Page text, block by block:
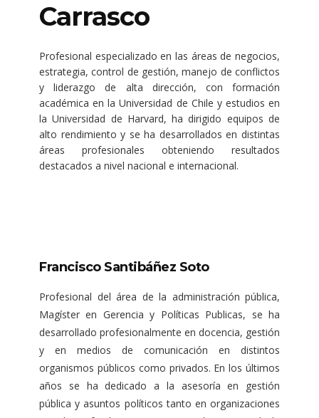
Carrasco
Profesional especializado en las áreas de negocios,
estrategia, control de gestión, manejo de conflictos
y liderazgo de alta dirección, con formación
académica en la Universidad de Chile y estudios en
la Universidad de Harvard, ha dirigido equipos de
alto rendimiento y se ha desarrollados en distintas
áreas profesionales obteniendo resultados
destacados a nivel nacional e internacional.
Francisco Santibáñez Soto
Profesional del área de la administración pública,
Magíster en Gerencia y Políticas Publicas, se ha
desarrollado profesionalmente en docencia, gestión
y en medios de comunicación en distintos
organismos públicos como privados. En los últimos
años se ha dedicado a la asesoría en gestión
pública y asuntos políticos tanto en organizaciones